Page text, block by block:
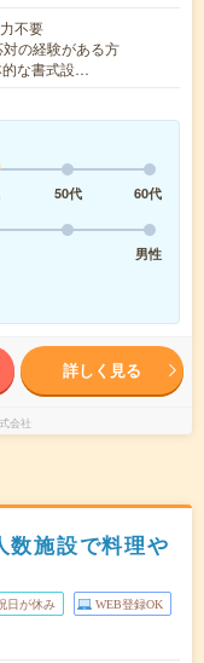
不要
の経験がある方
的な書式設…
50代
60代
男性
詳しく見る
会社
数施設で料理や
日が休み WEB登録OK